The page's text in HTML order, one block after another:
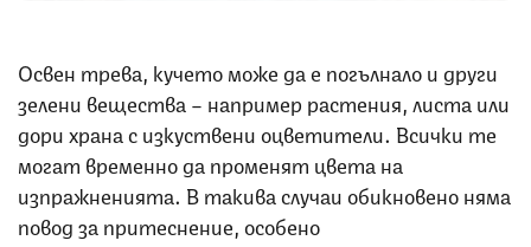
Освен трева, кучето може да е погълнало и други
зелени вещества – например растения, листа или
дори храна с изкуствени оцветители. Всички те
могат временно да променят цвета на
изпражненията. В такива случаи обикновено няма
повод за притеснение, особено